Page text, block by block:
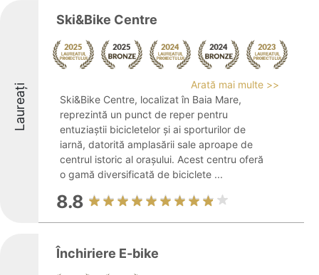
Laureați
Ski&Bike Centre
Arată mai multe >>
Ski&Bike Centre, localizat în Baia Mare,
reprezintă un punct de reper pentru
entuziaștii bicicletelor și ai sporturilor de
iarnă, datorită amplasării sale aproape de
centrul istoric al orașului. Acest centru oferă
o gamă diversificată de biciclete ...
8.8
Închiriere E-bike